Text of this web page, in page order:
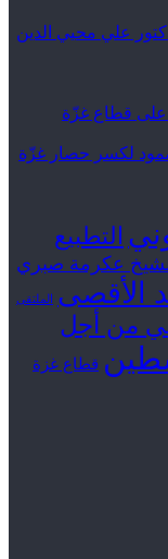
التطبيع
عكرمة صبري
الأقصى الملتقى
من أجل
قطاع غزة